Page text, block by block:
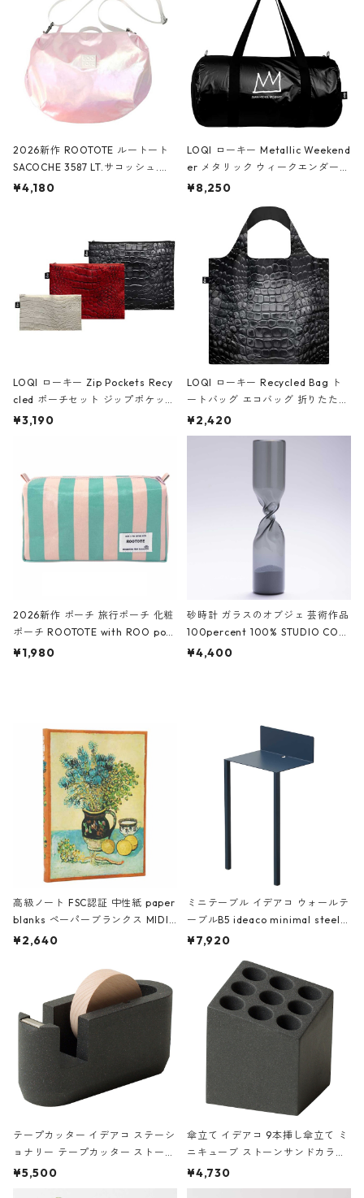
2026新作 ROOTOTE ルートート
SACOCHE 3587 LT.サコッシュ.ル
ミエ-B ショルダーバッグ グロスピ
¥4,180
LOQI ローキー Metallic Weekend
er メタリック ウィークエンダー
ボストンバッグ ショルダーバッグ
Black ジャン=ミッシェル・バスキ
ア/クラウン ブラック
¥8,250
LOQI ローキー Zip Pockets Recy
cled ポーチセット ジップポケット
ファスナーポーチ 撥水加工 トラベ
ーガンディー、オフホワイト
¥3,190
LOQI ローキー Recycled Bag ト
ートバッグ エコバッグ 折りたたみ
大きめ 撥水加工 収納ポーチ CRO
CODILE/Black クロコダイル/ブラ
¥2,420
2026新作 ポーチ 旅行ポーチ 化粧
ポーチ ROOTOTE with ROO pou
ch 3532 ルートート WR.ポーチ.ラ
¥1,980
砂時計 ガラスのオブジェ 芸術作品
100percent 100% STUDIO COH
AKU Timeless 100パーセント ス
¥4,400
高級ノート FSC認証 中性紙 paper
blanks ペーパーブランクス MIDI
ハードカバー 罫線 ヴァン・ゴッホ
¥2,640
ミニテーブル イデアコ ウォールテ
ーブルB5 ideaco minimal steel f
urniture WALL Table B5 ネイビー
¥7,920
テープカッター イデアコ ステーシ
ョナリー テープカッター ストーン
サンドカラー 石調 ideaco Station
¥5,500
傘立て イデアコ 9本挿し傘立て ミ
ニキューブ ストーンサンドカラー
石調 ideaco Umbrella Stand CUB
E ストーンサンドブラック
¥4,730